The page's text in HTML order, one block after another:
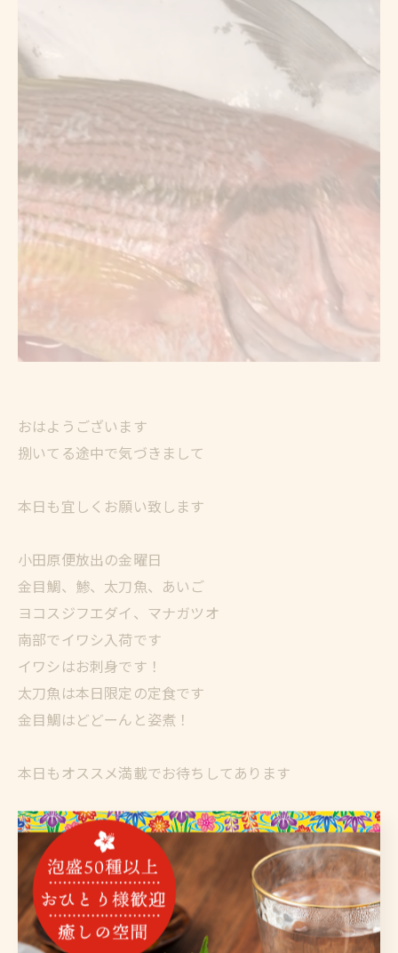
おはようございます
捌いてる途中で気づきまして
本日も宜しくお願い致します
小田原便放出の金曜日
金目鯛、鯵、太刀魚、あいご
ヨコスジフエダイ、マナガツオ
南部でイワシ入荷です
イワシはお刺身です！
太刀魚は本日限定の定食です
金目鯛はどどーんと姿煮！
本日もオススメ満載でお待ちしてあります
#泡盛 #沖縄料理 #海鮮屋 #サカナヤマルカマ #ウエカツ
豊富な泡盛を金沢区で楽しむ
旬の沖縄料理を金沢区で
堪能